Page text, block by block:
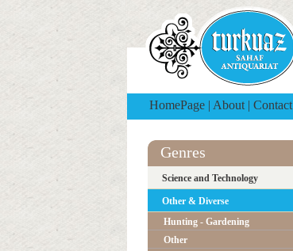
HomePage | About | Contact
Genres
Science and Technology
Other & Diverse
Hunting - Gardening
Other